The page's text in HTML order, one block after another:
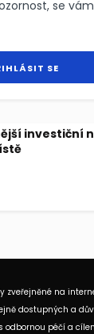
se
investiční
zveřejněné na
dostupných a
odbornou péčí a